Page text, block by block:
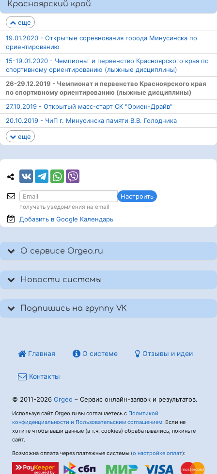
Красноярский край
еще
19.01.2020 - Открытые соревнования города Минусинска по
ориентированию
15-19.01.2020 - Чемпионат и первенство Красноярского края по
спортивному ориентированию (лыжные дисциплины)
26-29.12.2019 - Чемпионат и первенство Красноярского края
по спортивному ориентированию (лыжные дисциплины)
27.10.2019 - Открытый масс-старт СК "Ориен-Драйв"
20.10.2019 - ЧиП г. Минусинска памяти В.В. Голодника
еще
Настроить
получать уведомления на email
Добавить в Google Календарь
О сервисе Orgeo.ru
Новости системы
Подпишись на группу VK
Главная О системе Отзывы и идеи
Контакты
© 2011-2026 Orgeo – Сервис онлайн-заявок и результатов.
Используя сайт Orgeo.ru вы соглашаетесь с Политикой
конфиденциальности и Пользовательским соглашением. Если не
хотите чтобы ваши данные (в т.ч. cookies) обрабатывались, покиньте
сайт.
Возможна оплата через платежные системы (о настройке оплат):